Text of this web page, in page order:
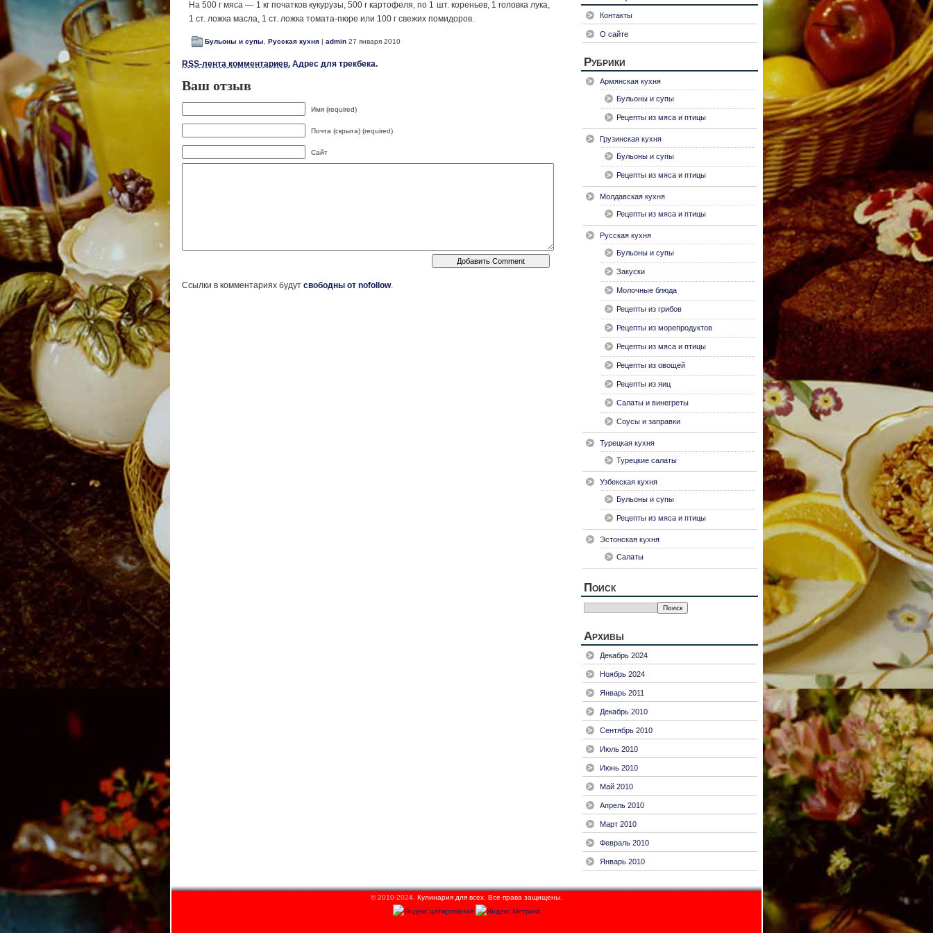
На 500 г мяса — 1 кг початков кукурузы, 500 г картофеля, по 1 шт. кореньев, 1 головка лука,
1 ст. ложка масла, 1 ст. ложка то­мата-пюре или 100 г свежих помидоров.
Бульоны и супы Русская кухня | admin 27 января 2010
RSS-лента комментариев. Адрес для трекбека.
Ваш отзыв
Имя (required)
Почта (скрыта) (required)
Сайт
Ссылки в комментариях будут свободны от nofollow.
Контакты
О сайте
Рубрики
Армянская кухня
Бульоны и супы
Рецепты из мяса и птицы
Грузинская кухня
Бульоны и супы
Рецепты из мяса и птицы
Молдавская кухня
Рецепты из мяса и птицы
Русская кухня
Бульоны и супы
Закуски
Молочные блюда
Рецепты из грибов
Рецепты из морепродуктов
Рецепты из мяса и птицы
Рецепты из овощей
Рецепты из яиц
Салаты и винегреты
Соусы и заправки
Турецкая кухня
Турецкие салаты
Узбекская кухня
Бульоны и супы
Рецепты из мяса и птицы
Эстонская кухня
Салаты
Поиск
Архивы
Декабрь 2024
Ноябрь 2024
Январь 2011
Декабрь 2010
Сентябрь 2010
Июль 2010
Июнь 2010
Май 2010
Апрель 2010
Март 2010
Февраль 2010
Январь 2010
© 2010-2024. Кулинария для всех. Все права защищены.